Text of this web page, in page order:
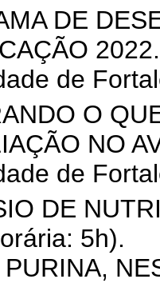
DE
de
O
NO
de
DE
5h).